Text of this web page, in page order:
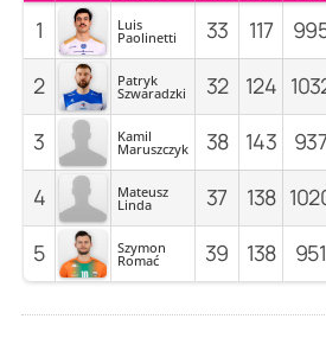
1 Luis
Paolinetti 33 117
2
Patryk
Szwaradzki 32 124
3
Kamil
Maruszczyk 38 143 937
4
Mateusz
Linda 37 138
5
Szymon
Romać 39 138 951